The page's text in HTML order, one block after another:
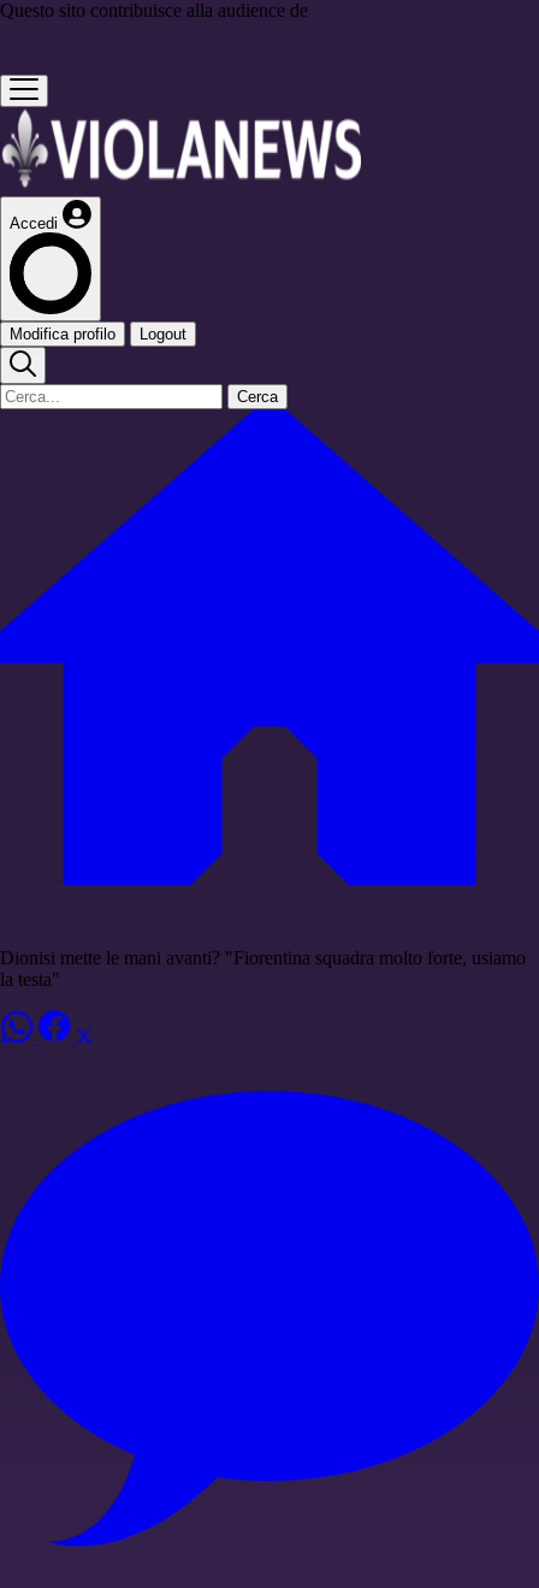
Questo sito contribuisce alla audience de
Accedi
Modifica profilo Logout
Cerca
Dionisi mette le mani avanti? "Fiorentina squadra molto forte, usiamo
la testa"